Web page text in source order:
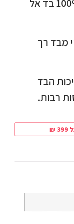
מערכת מצעים יוקרתית עשויה 100% בד אל
מבד רך
הבד
רבות.